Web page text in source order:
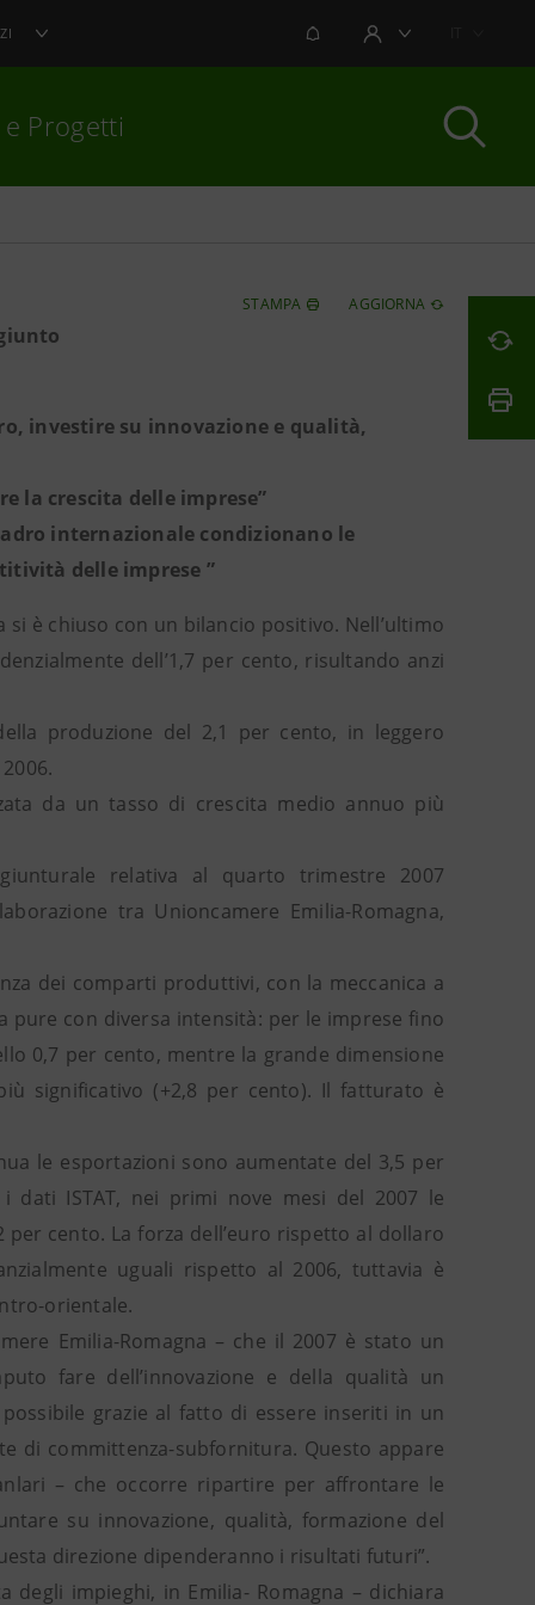
NOTIFICHEAREA UTENTE
Progetti
STAMPA AGGIORNA
investire su innovazione e qualità,
la crescita delle imprese”
internazionale condizionano le
delle imprese ”
si è chiuso con un bilancio positivo. Nell’ultimo
dell’1,7 per cento, risultando anzi
produzione del 2,1 per cento, in leggero
da un tasso di crescita medio annuo più
relativa al quarto trimestre 2007
tra Unioncamere Emilia-Romagna,
dei comparti produttivi, con la meccanica a
pure con diversa intensità: per le imprese fino
0,7 per cento, mentre la grande dimensione
significativo (+2,8 per cento). Il fatturato è
le esportazioni sono aumentate del 3,5 per
dati ISTAT, nei primi nove mesi del 2007 le
cento. La forza dell’euro rispetto al dollaro
uguali rispetto al 2006, tuttavia è
orientale.
Emilia-Romagna – che il 2007 è stato un
fare dell’innovazione e della qualità un
grazie al fatto di essere inseriti in un
di committenza-subfornitura. Questo appare
– che occorre ripartire per affrontare le
su innovazione, qualità, formazione del
direzione dipenderanno i risultati futuri”.
degli impieghi, in Emilia- Romagna – dichiara